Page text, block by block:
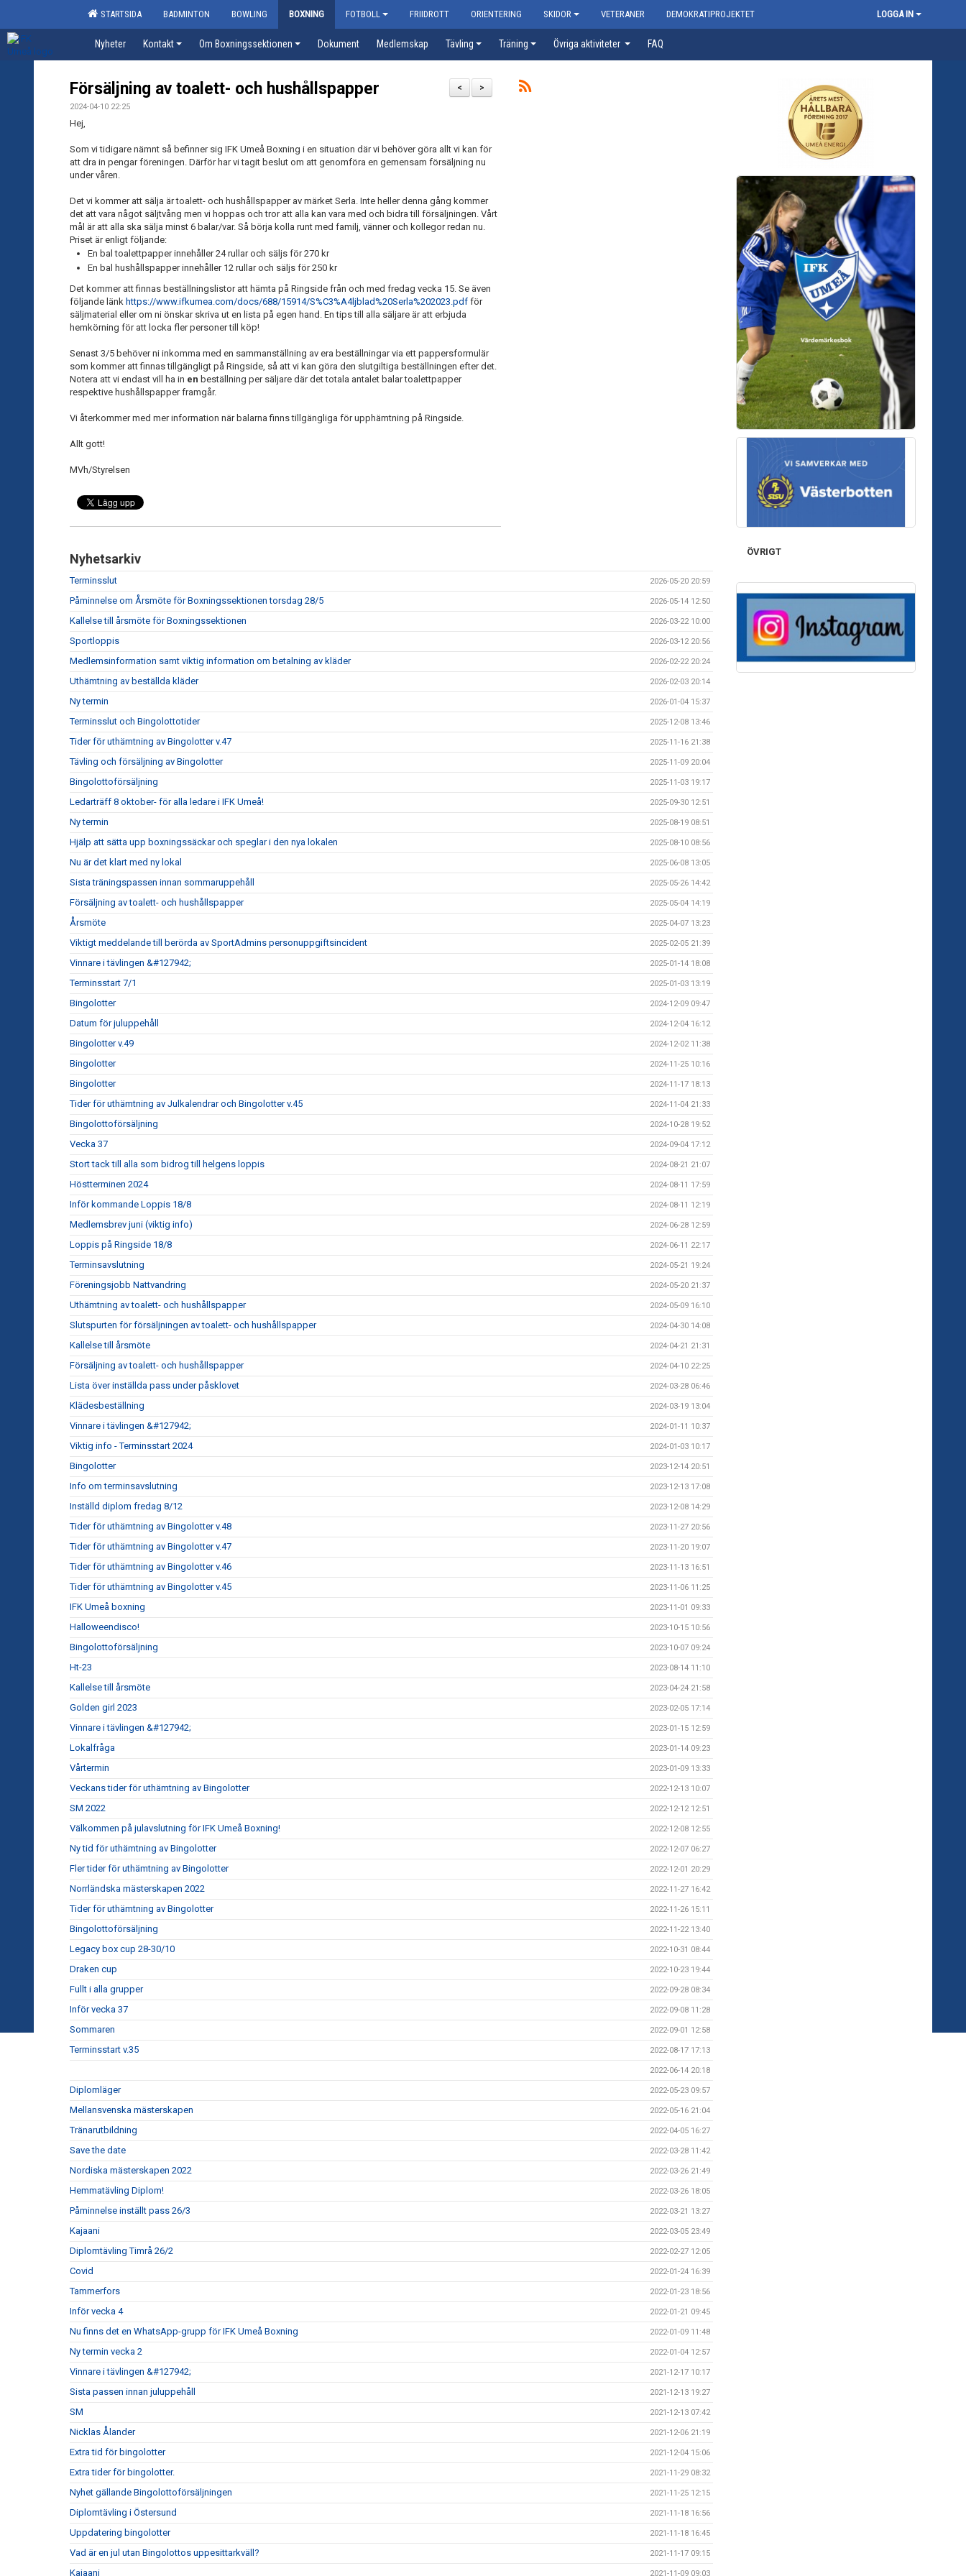
STARTSIDA BADMINTON BOWLING BOXNING FOTBOLL FRIIDROTT ORIENTERING SKIDOR VETERANER DEMOKRATIPROJEKTET LOGGA IN
Nyheter Kontakt Om Boxningssektionen Dokument Medlemskap Tävling Träning Övriga aktiviteter FAQ
>
<
Försäljning av toalett- och hushållspapper
2024-04-10 22:25
Hej,
Som vi tidigare nämnt så befinner sig IFK Umeå Boxning i en situation där vi behöver göra allt vi kan för
att dra in pengar föreningen. Därför har vi tagit beslut om att genomföra en gemensam försäljning nu
under våren.
Det vi kommer att sälja är toalett- och hushållspapper av märket Serla. Inte heller denna gång kommer
det att vara något säljtvång men vi hoppas och tror att alla kan vara med och bidra till försäljningen. Vårt
mål är att alla ska sälja minst 6 balar/var. Så börja kolla runt med familj, vänner och kollegor redan nu.
Priset är enligt följande:
En bal toalettpapper innehåller 24 rullar och säljs för 270 kr
En bal hushållspapper innehåller 12 rullar och säljs för 250 kr
Det kommer att finnas beställningslistor att hämta på Ringside från och med fredag vecka 15. Se även
följande länk https://www.ifkumea.com/docs/688/15914/S%C3%A4ljblad%20Serla%202023.pdf för
säljmaterial eller om ni önskar skriva ut en lista på egen hand. En tips till alla säljare är att erbjuda
hemkörning för att locka fler personer till köp!
Senast 3/5 behöver ni inkomma med en sammanställning av era beställningar via ett pappersformulär
som kommer att finnas tillgängligt på Ringside, så att vi kan göra den slutgiltiga beställningen efter det.
Notera att vi endast vill ha in en beställning per säljare där det totala antalet balar toalettpapper
respektive hushållspapper framgår.
Vi återkommer med mer information när balarna finns tillgängliga för upphämtning på Ringside.
Allt gott!
MVh/Styrelsen
Nyhetsarkiv
Terminsslut 2026-05-20 20:59
Påminnelse om Årsmöte för Boxningssektionen torsdag 28/5 2026-05-14 12:50
Kallelse till årsmöte för Boxningssektionen 2026-03-22 10:00
Sportloppis 2026-03-12 20:56
Medlemsinformation samt viktig information om betalning av kläder 2026-02-22 20:24
Uthämtning av beställda kläder 2026-02-03 20:14
Ny termin 2026-01-04 15:37
Terminsslut och Bingolottotider 2025-12-08 13:46
Tider för uthämtning av Bingolotter v.47 2025-11-16 21:38
Tävling och försäljning av Bingolotter 2025-11-09 20:04
Bingolottoförsäljning 2025-11-03 19:17
Ledarträff 8 oktober- för alla ledare i IFK Umeå! 2025-09-30 12:51
Ny termin 2025-08-19 08:51
Hjälp att sätta upp boxningssäckar och speglar i den nya lokalen 2025-08-10 08:56
Nu är det klart med ny lokal 2025-06-08 13:05
Sista träningspassen innan sommaruppehåll 2025-05-26 14:42
Försäljning av toalett- och hushållspapper 2025-05-04 14:19
Årsmöte 2025-04-07 13:23
Viktigt meddelande till berörda av SportAdmins personuppgiftsincident 2025-02-05 21:39
Vinnare i tävlingen &#127942; 2025-01-14 18:08
Terminsstart 7/1 2025-01-03 13:19
Bingolotter 2024-12-09 09:47
Datum för juluppehåll 2024-12-04 16:12
Bingolotter v.49 2024-12-02 11:38
Bingolotter 2024-11-25 10:16
Bingolotter 2024-11-17 18:13
Tider för uthämtning av Julkalendrar och Bingolotter v.45 2024-11-04 21:33
Bingolottoförsäljning 2024-10-28 19:52
Vecka 37 2024-09-04 17:12
Stort tack till alla som bidrog till helgens loppis 2024-08-21 21:07
Höstterminen 2024 2024-08-11 17:59
Inför kommande Loppis 18/8 2024-08-11 12:19
Medlemsbrev juni (viktig info) 2024-06-28 12:59
Loppis på Ringside 18/8 2024-06-11 22:17
Terminsavslutning 2024-05-21 19:24
Föreningsjobb Nattvandring 2024-05-20 21:37
Uthämtning av toalett- och hushållspapper 2024-05-09 16:10
Slutspurten för försäljningen av toalett- och hushållspapper 2024-04-30 14:08
Kallelse till årsmöte 2024-04-21 21:31
Försäljning av toalett- och hushållspapper 2024-04-10 22:25
Lista över inställda pass under påsklovet 2024-03-28 06:46
Klädesbeställning 2024-03-19 13:04
Vinnare i tävlingen &#127942; 2024-01-11 10:37
Viktig info - Terminsstart 2024 2024-01-03 10:17
Bingolotter 2023-12-14 20:51
Info om terminsavslutning 2023-12-13 17:08
Inställd diplom fredag 8/12 2023-12-08 14:29
Tider för uthämtning av Bingolotter v.48 2023-11-27 20:56
Tider för uthämtning av Bingolotter v.47 2023-11-20 19:07
Tider för uthämtning av Bingolotter v.46 2023-11-13 16:51
Tider för uthämtning av Bingolotter v.45 2023-11-06 11:25
IFK Umeå boxning 2023-11-01 09:33
Halloweendisco! 2023-10-15 10:56
Bingolottoförsäljning 2023-10-07 09:24
Ht-23 2023-08-14 11:10
Kallelse till årsmöte 2023-04-24 21:58
Golden girl 2023 2023-02-05 17:14
Vinnare i tävlingen &#127942; 2023-01-15 12:59
Lokalfråga 2023-01-14 09:23
Vårtermin 2023-01-09 13:33
Veckans tider för uthämtning av Bingolotter 2022-12-13 10:07
SM 2022 2022-12-12 12:51
Välkommen på julavslutning för IFK Umeå Boxning! 2022-12-08 12:55
Ny tid för uthämtning av Bingolotter 2022-12-07 06:27
Fler tider för uthämtning av Bingolotter 2022-12-01 20:29
Norrländska mästerskapen 2022 2022-11-27 16:42
Tider för uthämtning av Bingolotter 2022-11-26 15:11
Bingolottoförsäljning 2022-11-22 13:40
Legacy box cup 28-30/10 2022-10-31 08:44
Draken cup 2022-10-23 19:44
Fullt i alla grupper 2022-09-28 08:34
Inför vecka 37 2022-09-08 11:28
Sommaren 2022-09-01 12:58
Terminsstart v.35 2022-08-17 17:13
2022-06-14 20:18
Diplomläger 2022-05-23 09:57
Mellansvenska mästerskapen 2022-05-16 21:04
Tränarutbildning 2022-04-05 16:27
Save the date 2022-03-28 11:42
Nordiska mästerskapen 2022 2022-03-26 21:49
Hemmatävling Diplom! 2022-03-26 18:05
Påminnelse inställt pass 26/3 2022-03-21 13:27
Kajaani 2022-03-05 23:49
Diplomtävling Timrå 26/2 2022-02-27 12:05
Covid 2022-01-24 16:39
Tammerfors 2022-01-23 18:56
Inför vecka 4 2022-01-21 09:45
Nu finns det en WhatsApp-grupp för IFK Umeå Boxning 2022-01-09 11:48
Ny termin vecka 2 2022-01-04 12:57
Vinnare i tävlingen &#127942; 2021-12-17 10:17
Sista passen innan juluppehåll 2021-12-13 19:27
SM 2021-12-13 07:42
Nicklas Ålander 2021-12-06 21:19
Extra tid för bingolotter 2021-12-04 15:06
Extra tider för bingolotter. 2021-11-29 08:32
Nyhet gällande Bingolottoförsäljningen 2021-11-25 12:15
Diplomtävling i Östersund 2021-11-18 16:56
Uppdatering bingolotter 2021-11-18 16:45
Vad är en jul utan Bingolottos uppesittarkväll? 2021-11-17 09:15
Kajaani 2021-11-09 09:03
ÖVRIGT